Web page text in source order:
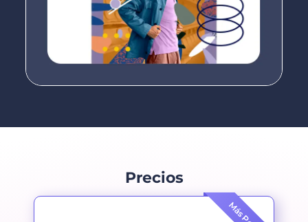
Precios